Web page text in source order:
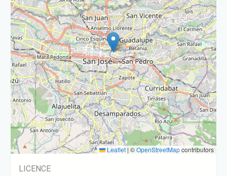
Leaflet | ©OpenStreetMapcontributors
LICENCE